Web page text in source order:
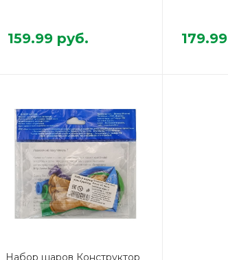
159.99 руб. 179.99
Набор шаров Конструктор